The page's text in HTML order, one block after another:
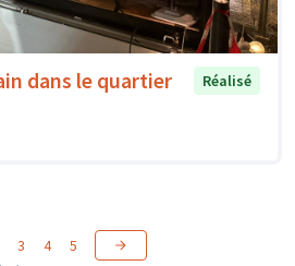
dans le quartier
Réalisé
3 4 5